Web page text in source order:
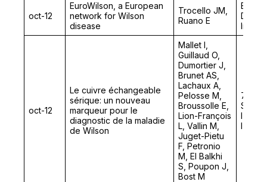
oct-12
EuroWilson, a European
network for Wilson
disease
Trocello JM,
Ruano E
oct-12
Le cuivre échangeable
sérique: un nouveau
marqueur pour le
diagnostic de la maladie
de Wilson
Mallet I,
Guillaud O,
Dumortier J,
Brunet AS,
Lachaux A,
Pelosse M,
Broussolle E,
Lion-François
L, Vallin M,
Juget-Pietu
F, Petronio
M, El Balkhi
S, Poupon J,
Bost M